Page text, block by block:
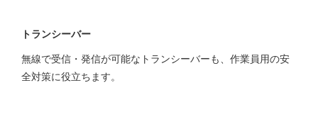
トランシーバー
無線で受信・発信が可能なトランシーバーも、作業員用の安
全対策に役立ちます。